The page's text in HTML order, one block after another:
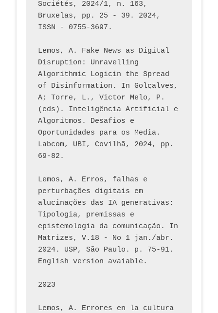
Sociétés, 2024/1, n. 163,
Bruxelas, pp. 25 - 39. 2024,
ISSN - 0755-3697.
Lemos, A. Fake News as Digital
Disruption: Unravelling
Algorithmic Logicin the Spread
of Disinformation. In Golçalves,
A; Torre, L., Victor Melo, P.
(eds). Inteligência Artificial e
Algoritmos. Desafios e
Oportunidades para os Media.
Labcom, UBI, Covilhã, 2024, pp.
69-82.
Lemos, A. Erros, falhas e
perturbações digitais em
alucinações das IA generativas:
Tipologia, premissas e
epistemologia da comunicação. In
Matrizes, V.18 - No 1 jan./abr.
2024. USP, São Paulo. p. 75-91.
English version avaiable.
2023
Lemos, A. Errores en la cultura